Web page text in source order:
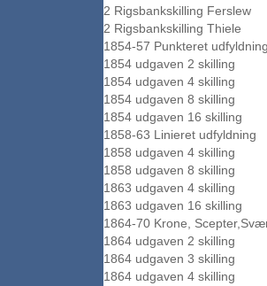
2 Rigsbankskilling Ferslew
2 Rigsbankskilling Thiele
1854-57 Punkteret udfyldning
1854 udgaven 2 skilling
1854 udgaven 4 skilling
1854 udgaven 8 skilling
1854 udgaven 16 skilling
1858-63 Linieret udfyldning
1858 udgaven 4 skilling
1858 udgaven 8 skilling
1863 udgaven 4 skilling
1863 udgaven 16 skilling
1864-70 Krone,
1864 udgaven 2 skilling
1864 udgaven 3 skilling
1864 udgaven 4 skilling